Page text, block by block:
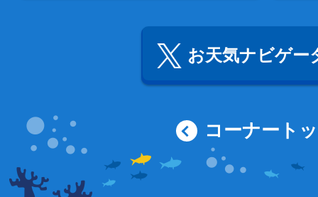
お天気ナビゲー
コーナート